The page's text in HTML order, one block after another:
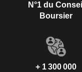
N°1 du Conseil
Boursier
+ 1 300 000